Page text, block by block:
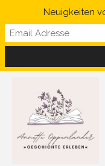
springen
Neuigkeiten